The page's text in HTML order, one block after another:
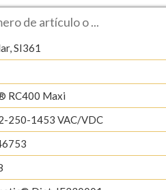
SI361
RC400 Maxi
250-1453 VAC/VDC